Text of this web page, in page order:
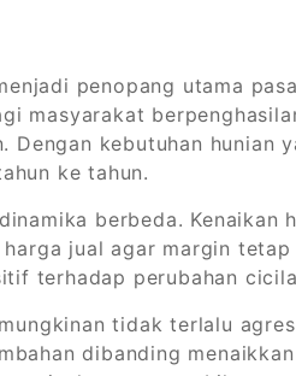
penopang utama
masyarakat
Dengan kebutuhan hunian
ke tahun.
berbeda. Kenaikan
jual agar margin
terhadap perubahan
tidak terlalu
dibanding